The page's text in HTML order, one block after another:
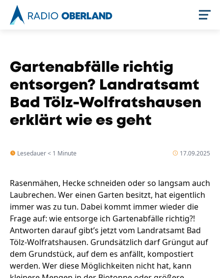
Stellenangebote
Unternehmen
Gartenabfälle richtig
entsorgen? Landratsamt
Bad Tölz-Wolfratshausen
erklärt wie es geht
Lesedauer < 1 Minute 17.09.2025
Rasenmähen, Hecke schneiden oder so langsam auch
Laubrechen. Wer einen Garten besitzt, hat eigentlich
immer was zu tun. Dabei kommt immer wieder die
Frage auf: wie entsorge ich Gartenabfälle richtig?!
Antworten darauf gibt’s jetzt vom Landratsamt Bad
Tölz-Wolfratshausen. Grundsätzlich darf Grüngut auf
dem Grundstück, auf dem es anfällt, kompostiert
werden. Wer diese Möglichkeiten nicht hat, kann